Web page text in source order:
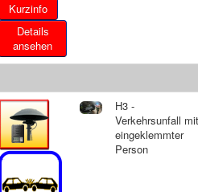
Details
ansehen
H3 -
Verkehrsunfall mit
eingeklemmter
Person